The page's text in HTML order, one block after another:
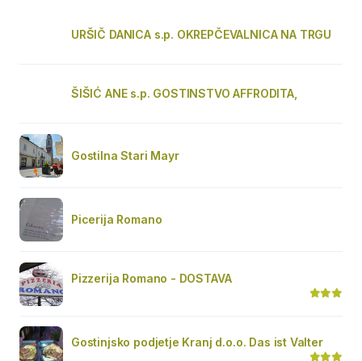
URŠIČ DANICA s.p. OKREPČEVALNICA NA TRGU
ŠIŠIĆ ANE s.p. GOSTINSTVO AFFRODITA,
Gostilna Stari Mayr
Picerija Romano
Pizzerija Romano - DOSTAVA
Gostinjsko podjetje Kranj d.o.o. Das ist Valter